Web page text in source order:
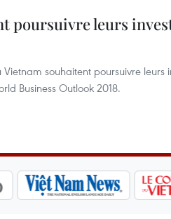
poursuivre leurs
souhaitent poursuivre leurs
Business Outlook 2018.